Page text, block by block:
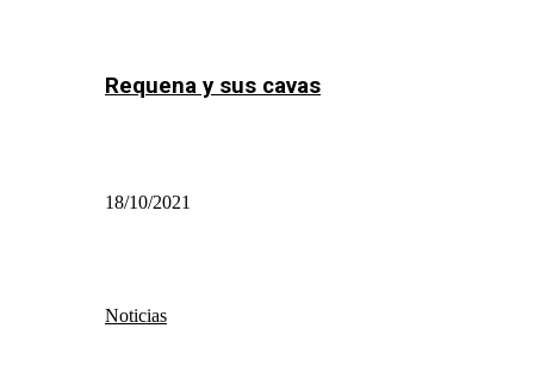
Requena y sus cavas
18/10/2021
Noticias